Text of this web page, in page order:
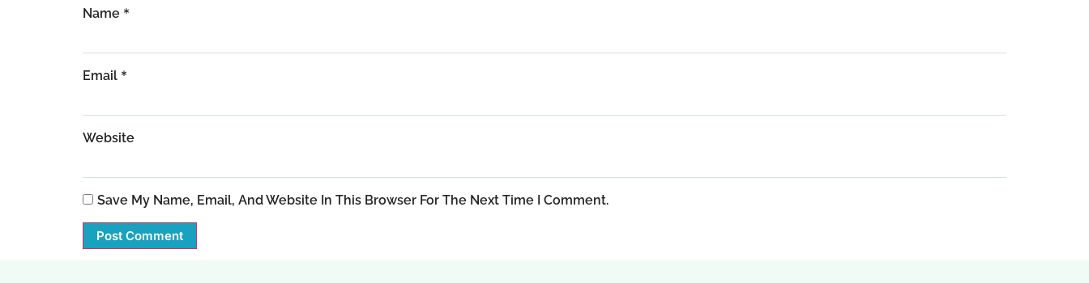
Name *
Email *
Website
Save My Name, Email, And Website In This Browser For The Next Time I Comment.